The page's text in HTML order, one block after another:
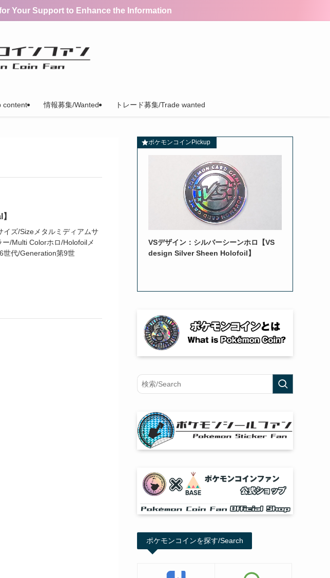
Your Support to Enhance the Information
content 情報募集/Wanted トレード募集/Trade wanted
ズ/Sizeメタルミディアムサ
/Multi Colorホロ/Holofoilメ
世代/Generation第9世
ポケモンコインPickup
VSデザイン：シルバーシーンホロ【VS
design Silver Sheen Holofoil】
ポケモンコインを探す/Search